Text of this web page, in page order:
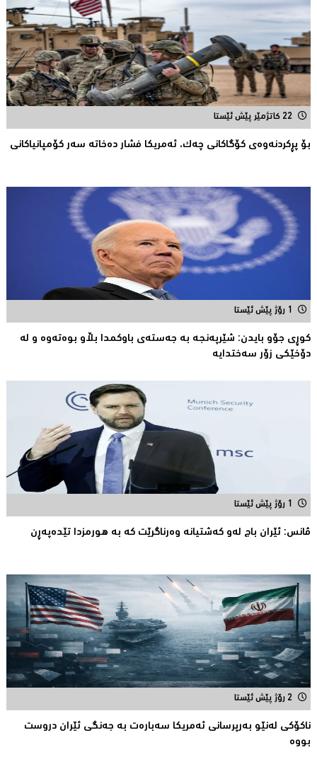
22 کاتژمێر پێش ئێستا
بۆ پڕكردنەوەی كۆگاكانی چەك، ئەمریکا فشار دەخاتە سەر كۆمپانیاكانى
1 رۆژ پێش ئێستا
کوڕی جۆو بایدن: شێرپەنجە بە جەستەی باوکمدا بڵاو بوەتەوە و لە
دۆخێکی زۆر سەختدایە
1 رۆژ پێش ئێستا
ڤانس: ئێران باج له‌و كه‌شتیانه‌ وه‌رناگرێت كه‌ به‌ هورمزدا تێده‌په‌ڕن
2 رۆژ پێش ئێستا
ناكۆكی لەنێو بەرپرسانى ئەمریكا سەبارەت بە جەنگی ئێران دروست
بووە